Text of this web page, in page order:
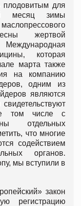
плодовитым для
месяц зимы
жертвой
которая
марта также
на компанию
одним из
являются
том числе с
отдельных
что многие
содействием
органов.
мы вступили в
закон
регистрацию